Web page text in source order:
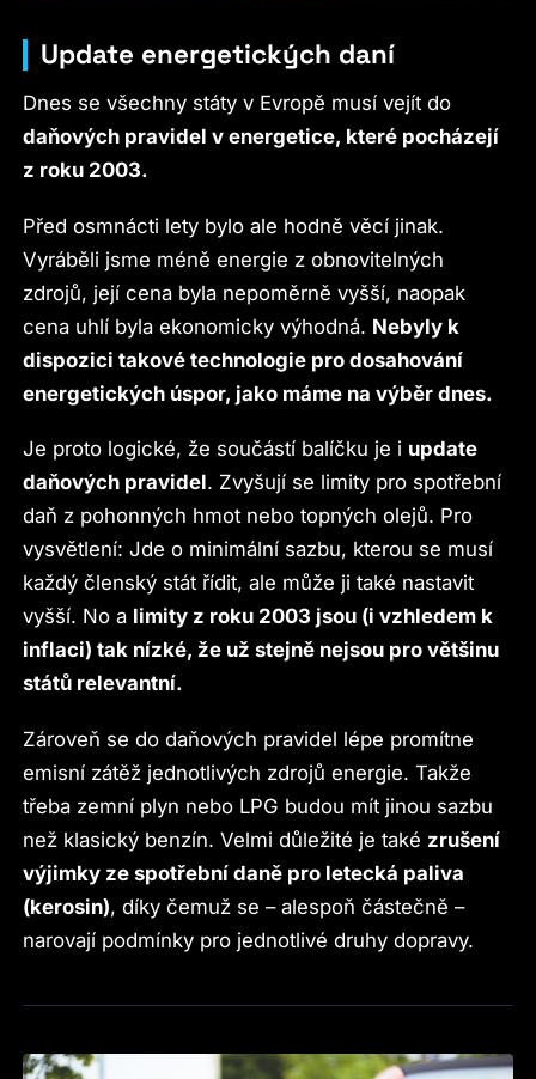
Update energetických daní
Dnes se všechny státy v Evropě musí vejít do
daňových pravidel v energetice, které pocházejí
z roku 2003.
Před osmnácti lety bylo ale hodně věcí jinak.
Vyráběli jsme méně energie z obnovitelných
zdrojů, její cena byla nepoměrně vyšší, naopak
cena uhlí byla ekonomicky výhodná. Nebyly k
dispozici takové technologie pro dosahování
energetických úspor, jako máme na výběr dnes.
Je proto logické, že součástí balíčku je i update
daňových pravidel. Zvyšují se limity pro spotřební
daň z pohonných hmot nebo topných olejů. Pro
vysvětlení: Jde o minimální sazbu, kterou se musí
každý členský stát řídit, ale může ji také nastavit
vyšší. No a limity z roku 2003 jsou (i vzhledem k
inflaci) tak nízké, že už stejně nejsou pro většinu
států relevantní.
Zároveň se do daňových pravidel lépe promítne
emisní zátěž jednotlivých zdrojů energie. Takže
třeba zemní plyn nebo LPG budou mít jinou sazbu
než klasický benzín. Velmi důležité je také zrušení
výjimky ze spotřební daně pro letecká paliva
(kerosin), díky čemuž se – alespoň částečně –
narovají podmínky pro jednotlivé druhy dopravy.